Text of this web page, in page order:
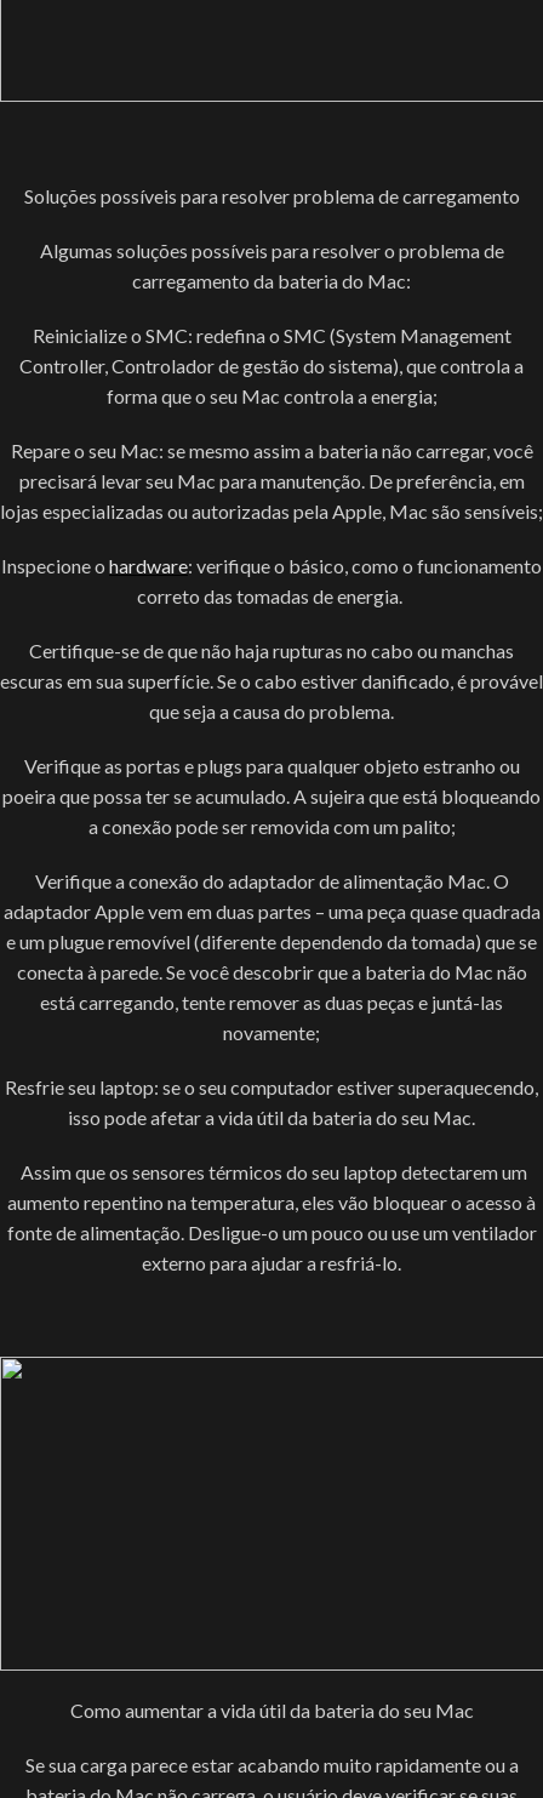
Soluções possíveis para resolver problema de carregamento
Algumas soluções possíveis para resolver o problema de
carregamento da bateria do Mac:
Reinicialize o SMC: redefina o SMC (System Management
Controller, Controlador de gestão do sistema), que controla a
forma que o seu Mac controla a energia;
Repare o seu Mac: se mesmo assim a bateria não carregar, você
precisará levar seu Mac para manutenção. De preferência, em
lojas especializadas ou autorizadas pela Apple, Mac são sensíveis;
Inspecione o hardware: verifique o básico, como o funcionamento
correto das tomadas de energia.
Certifique-se de que não haja rupturas no cabo ou manchas
escuras em sua superfície. Se o cabo estiver danificado, é provável
que seja a causa do problema.
Verifique as portas e plugs para qualquer objeto estranho ou
poeira que possa ter se acumulado. A sujeira que está bloqueando
a conexão pode ser removida com um palito;
Verifique a conexão do adaptador de alimentação Mac. O
adaptador Apple vem em duas partes – uma peça quase quadrada
e um plugue removível (diferente dependendo da tomada) que se
conecta à parede. Se você descobrir que a bateria do Mac não
está carregando, tente remover as duas peças e juntá-las
novamente;
Resfrie seu laptop: se o seu computador estiver superaquecendo,
isso pode afetar a vida útil da bateria do seu Mac.
Assim que os sensores térmicos do seu laptop detectarem um
aumento repentino na temperatura, eles vão bloquear o acesso à
fonte de alimentação. Desligue-o um pouco ou use um ventilador
externo para ajudar a resfriá-lo.
Como aumentar a vida útil da bateria do seu Mac
Se sua carga parece estar acabando muito rapidamente ou a